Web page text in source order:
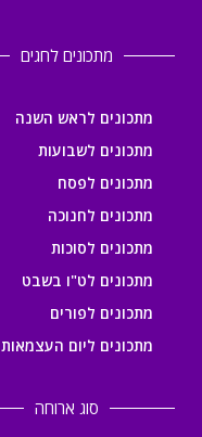
מתכונים לחגים
מתכונים לראש השנה
מתכונים לשבועות
מתכונים לפסח
מתכונים לחנוכה
מתכונים לסוכות
מתכונים לט"ו בשבט
מתכונים לפורים
מתכונים ליום העצמאות
סוג ארוחה